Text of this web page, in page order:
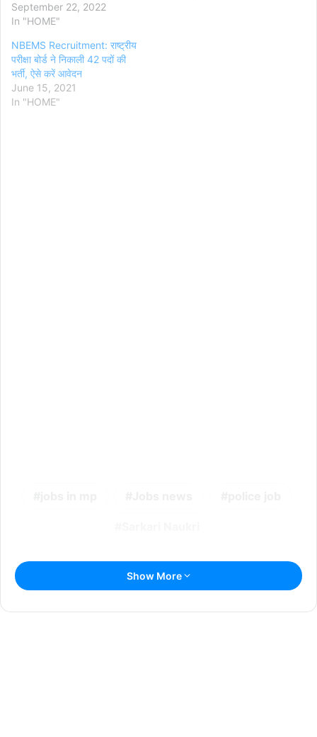
September 22, 2022
In "HOME"
NBEMS Recruitment: राष्ट्रीय
परीक्षा बोर्ड ने निकाली 42 पदों की
भर्ती, ऐसे करें आवेदन
June 15, 2021
In "HOME"
Show More